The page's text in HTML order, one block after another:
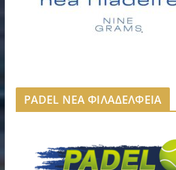
PADEL ΝΕΑ ΦΙΛΑΔΕΛΦΕΙΑ